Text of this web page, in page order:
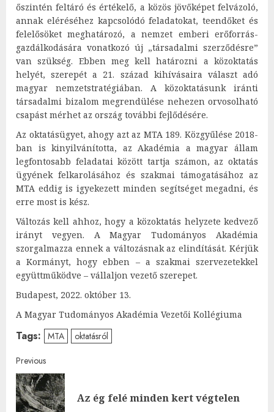
őszintén feltáró és értékelő, a közös jövőképet felvázoló,
annak eléréséhez kapcsolódó feladatokat, teendőket és
felelősöket meghatározó, a nemzet emberi erőforrás-
gazdálkodására vonatkozó új „társadalmi szerződésre”
van szükség. Ebben meg kell határozni a közoktatás
helyét, szerepét a 21. század kihívásaira választ adó
magyar nemzetstratégiában. A közoktatásunk iránti
társadalmi bizalom megrendülése nehezen orvosolható
csapást mérhet az ország további fejlődésére.
Az oktatásügyet, ahogy azt az MTA 189. Közgyűlése 2018-
ban is kinyilvánította, az Akadémia a magyar állam
legfontosabb feladatai között tartja számon, az oktatás
ügyének felkarolásához és szakmai támogatásához az
MTA eddig is igyekezett minden segítséget megadni, és
erre most is kész.
Változás kell ahhoz, hogy a közoktatás helyzete kedvező
irányt vegyen. A Magyar Tudományos Akadémia
szorgalmazza ennek a változásnak az elindítását. Kérjük
a Kormányt, hogy ebben – a szakmai szervezetekkel
együttműködve – vállaljon vezető szerepet.
Budapest, 2022. október 13.
A Magyar Tudományos Akadémia Vezetői Kollégiuma
Tags: MTA oktatásról
Post
navigation
Previous
Az ég felé minden kert végtelen